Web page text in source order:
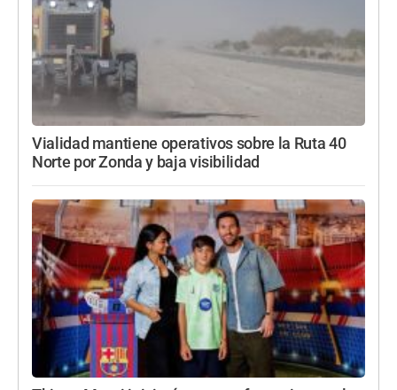
Vialidad mantiene operativos sobre la Ruta 40
Norte por Zonda y baja visibilidad